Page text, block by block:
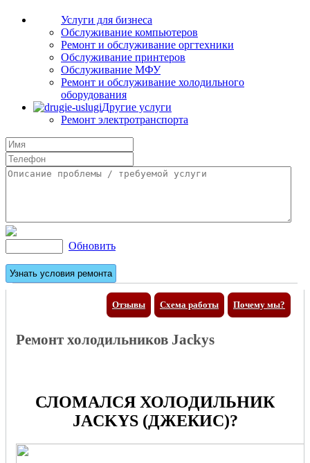
Услуги для бизнеса
Обслуживание компьютеров
Ремонт и обслуживание оргтехники
Обслуживание принтеров
Обслуживание МФУ
Ремонт и обслуживание холодильного
оборудования
Другие услуги
Ремонт электротранспорта
Обновить
Отзывы Почему мы?
Схема работы
Ремонт холодильников Jackys
СЛОМАЛСЯ ХОЛОДИЛЬНИК
JACKYS (ДЖЕКИС)?